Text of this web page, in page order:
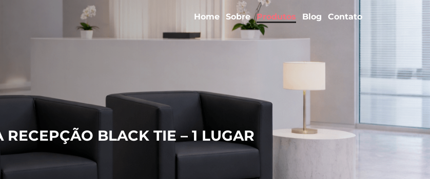
Home Sobre Produtos Blog Contato
RECEPÇÃO BLACK TIE – 1 LUGAR